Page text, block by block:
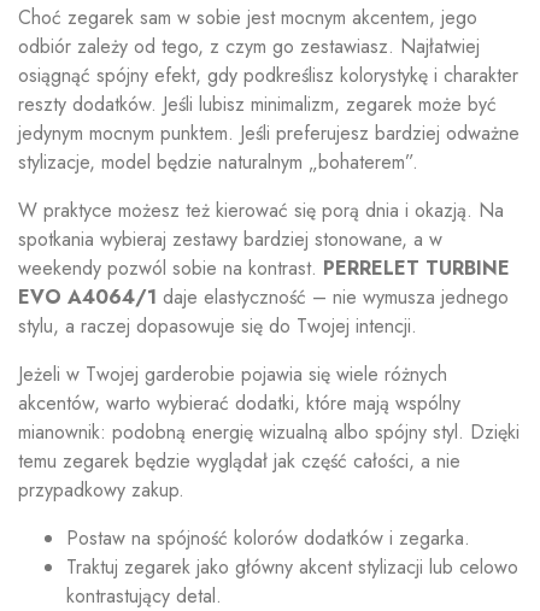
Choć zegarek sam w sobie jest mocnym akcentem, jego
odbiór zależy od tego, z czym go zestawiasz. Najłatwiej
osiągnąć spójny efekt, gdy podkreślisz kolorystykę i charakter
reszty dodatków. Jeśli lubisz minimalizm, zegarek może być
jedynym mocnym punktem. Jeśli preferujesz bardziej odważne
stylizacje, model będzie naturalnym „bohaterem”.
W praktyce możesz też kierować się porą dnia i okazją. Na
spotkania wybieraj zestawy bardziej stonowane, a w
weekendy pozwól sobie na kontrast. PERRELET TURBINE
EVO A4064/1 daje elastyczność – nie wymusza jednego
stylu, a raczej dopasowuje się do Twojej intencji.
Jeżeli w Twojej garderobie pojawia się wiele różnych
akcentów, warto wybierać dodatki, które mają wspólny
mianownik: podobną energię wizualną albo spójny styl. Dzięki
temu zegarek będzie wyglądał jak część całości, a nie
przypadkowy zakup.
Postaw na spójność kolorów dodatków i zegarka.
Traktuj zegarek jako główny akcent stylizacji lub celowo
kontrastujący detal.